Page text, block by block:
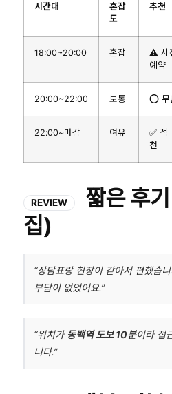
시간대
혼잡
도
추천
18:00~20:00 혼잡
⚠️ 사
예약
20:00~22:00 보통 ⭕ 무
22:00~마감 여유
✅ 적
천
REVIEW
짧은 후
집)
“상담표랑 현장이 같아서 편했습
부담이 없었어요.”
“위치가 동백역 도보 10분이라 접
니다.”